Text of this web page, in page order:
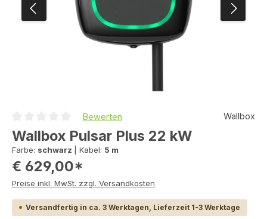
Durchschnittliche Bewertung von 0 von 5 Sternen
Bewerten Wallbox
Wallbox Pulsar Plus 22 kW
Farbe: schwarz Kabel: 5 m
€ 629,00*
Preise inkl. MwSt. zzgl. Versandkosten
Versandfertig in ca. 3 Werktagen, Lieferzeit 1-3 Werktage